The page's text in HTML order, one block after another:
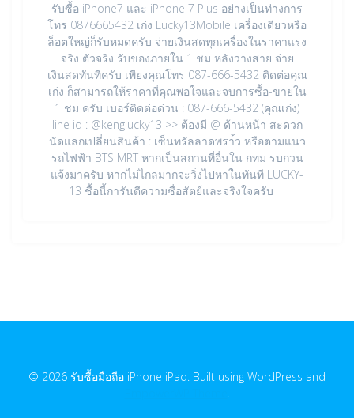
รับซื้อ iPhone7 และ iPhone 7 Plus อย่างเป็นท่างการ
โทร 0876665432 เก่ง Lucky13Mobile เครื่องเดียวหรือ
ล็อตใหญ่ก็รับหมดครับ จ่ายเงินสดทุกเครื่องในราคาแรง
จริง ตัวจริง รับของภายใน 1 ชม หลังวางสาย จ่าย
เงินสดทันทีครับ เพียงคุณโทร 087-666-5432 ติดต่อคุณ
เก่ง ก็สามารถให้ราคาที่คุณพอใจและจบการซื้อ-ขายใน
1 ชม ครับ เบอร์ติดต่อด่วน : 087-666-5432 (คุณเก่ง)
line id : @kenglucky13 >> ต้องมี @ ด้านหน้า สะดวก
นัดแลกเปลี่ยนสินค้า : เซ็นทรัลลาดพรา้ว หรือตามแนว
รถไฟฟ้า BTS MRT หากเป็นสถานที่อื่นใน กทม รบกวน
แจ้งมาครับ หากไม่ไกลมากจะวิ่งไปหาในทันที LUCKY-
13 ชื้อนี้การันตีความซื่อสัตย์และจริงใจครับ
© 2026 รับซื้อมือถือ iPhone iPad. Built using WordPress and
.